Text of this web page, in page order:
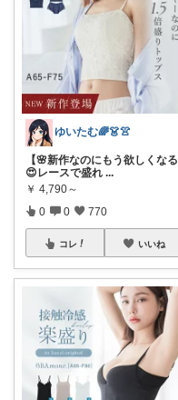
ゆいたむ🌈👗👚
【🌸新作なのにもう欲しくなる
😍レースで盛れ ...
￥ 4,790～
0 0 770
コレ いいね